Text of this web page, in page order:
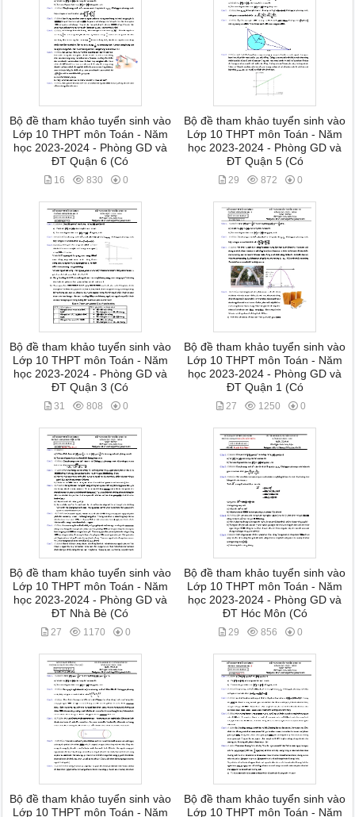
Bộ đề tham khảo tuyển sinh vào
Lớp 10 THPT môn Toán - Năm
học 2023-2024 - Phòng GD và
ĐT Quận 6 (Có
16 830 0
Bộ đề tham khảo tuyển sinh vào
Lớp 10 THPT môn Toán - Năm
học 2023-2024 - Phòng GD và
ĐT Quận 5 (Có
29 872 0
Bộ đề tham khảo tuyển sinh vào
Lớp 10 THPT môn Toán - Năm
học 2023-2024 - Phòng GD và
ĐT Quận 3 (Có
31 808 0
Bộ đề tham khảo tuyển sinh vào
Lớp 10 THPT môn Toán - Năm
học 2023-2024 - Phòng GD và
ĐT Quận 1 (Có
27 1250 0
Bộ đề tham khảo tuyển sinh vào
Lớp 10 THPT môn Toán - Năm
học 2023-2024 - Phòng GD và
ĐT Nhà Bè (Có
27 1170 0
Bộ đề tham khảo tuyển sinh vào
Lớp 10 THPT môn Toán - Năm
học 2023-2024 - Phòng GD và
ĐT Hóc Môn (Có
29 856 0
Bộ đề tham khảo tuyển sinh vào
Lớp 10 THPT môn Toán - Năm
Bộ đề tham khảo tuyển sinh vào
Lớp 10 THPT môn Toán - Năm